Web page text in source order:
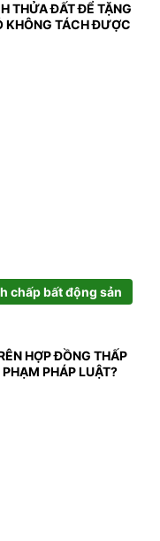
THỬA ĐẤT ĐỂ TẶNG
KHÔNG TÁCH ĐƯỢC
chấp bất động sản
HỢP ĐỒNG THẤP
PHÁP LUẬT?